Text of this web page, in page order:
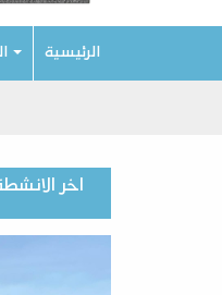
الرئيسية
اخر